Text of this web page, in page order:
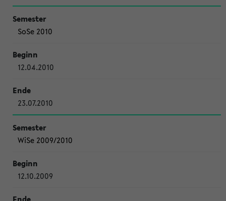
SoSe 2010
12.04.2010
23.07.2010
WiSe 2009/2010
12.10.2009